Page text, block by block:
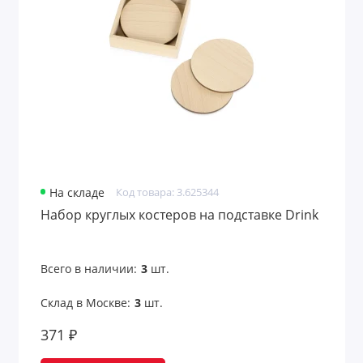
На складе Код товара: 3.625344
Набор круглых костеров на подставке Drink
Всего в наличии: 3шт.
Склад в Москве: 3шт.
371 ₽